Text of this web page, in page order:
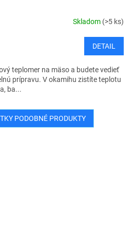
Skladom (>5 ks)
DETAIL
teplomer na mäso a budete vedieť
prípravu. V okamihu zistíte teplotu
ba...
PODOBNÉ PRODUKTY